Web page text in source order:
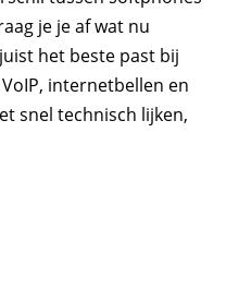
je je af wat nu
het beste past bij
internetbellen en
snel technisch lijken,